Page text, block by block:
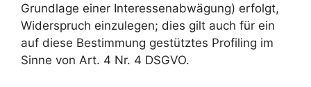
Grundlage einer Interessenabwägung) erfolgt,
Widerspruch einzulegen; dies gilt auch für ein
auf diese Bestimmung gestütztes Profiling im
Sinne von Art. 4 Nr. 4 DSGVO.